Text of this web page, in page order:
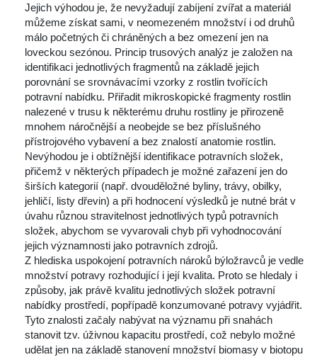
Jejich výhodou je, že nevyžadují zabíjení zvířat a materiál
můžeme získat sami, v neomezeném množství i od druhů
málo početných či chráněných a bez omezení jen na
loveckou sezónou. Princip trusových analýz je založen na
identifikaci jednotlivých fragmentů na základě jejich
porovnání se srovnávacími vzorky z rostlin tvořících
potravní nabídku. Přiřadit mikroskopické fragmenty rostlin
nalezené v trusu k některému druhu rostliny je přirozeně
mnohem náročnější a neobejde se bez příslušného
přístrojového vybavení a bez znalostí anatomie rostlin.
Nevýhodou je i obtížnější identifikace potravních složek,
přičemž v některých případech je možné zařazení jen do
širších kategorií (např. dvouděložné byliny, trávy, obilky,
jehličí, listy dřevin) a při hodnocení výsledků je nutné brát v
úvahu různou stravitelnost jednotlivých typů potravních
ložek, abychom se vyvarovali chyb při vyhodnocování
jejich významnosti jako potravních zdrojů.
Z hlediska uspokojení potravních nároků býložravců je vedle
množství potravy rozhodující i její kvalita. Proto se hledaly i
způsoby, jak právě kvalitu jednotlivých složek potravní
nabídky prostředí, popřípadě konzumované potravy vyjádřit.
Tyto znalosti začaly nabývat na významu při snahách
tanovit tzv. úživnou kapacitu prostředí, což nebylo možné
udělat jen na základě stanovení množství biomasy v biotopu